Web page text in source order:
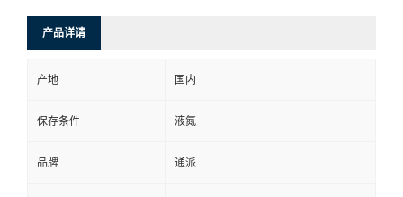
产品详请
产地 国内
保存条件 液氮
品牌 通派